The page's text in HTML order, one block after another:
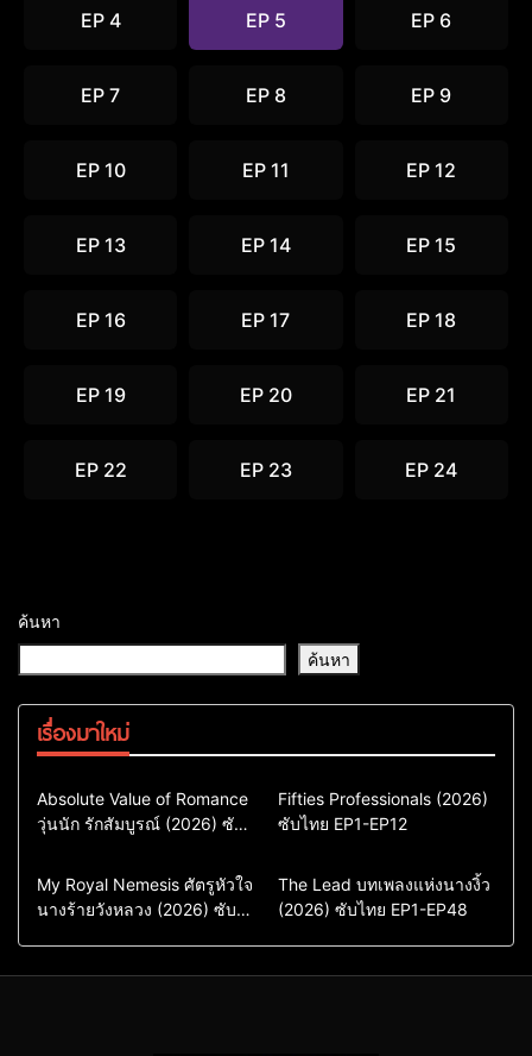
EP 4 EP 5 EP 6
EP 7 EP 8 EP 9
EP 10 EP 11 EP 12
EP 13 EP 14 EP 15
EP 16 EP 17 EP 18
EP 19 EP 20 EP 21
EP 22 EP 23 EP 24
ค้นหา
ค้นหา
เรื่องมาใหม่
Comedy
Drama
ซีรี่ย์เกาหลี
ซีรี่ย์เกาหลีพากย์ไทย
Absolute Value of Romance
วุ่นนัก รักสัมบูรณ์ (2026) ซับ
Action & Adventure
Comedy
Drama
ซีรี่ย์เกาหลีซับไทย
Fifties Professionals (2026)
ซับไทย EP1-EP12
Comedy
Drama
Sci-Fi & Fantasy
My Royal Nemesis ศัตรูหัวใจ
นางร้ายวังหลวง (2026) ซับ
Drama
ซีรี่ย์จีน
ซีรี่ย์จีนซับไทย
The Lead บทเพลงแห่งนางงิ้ว
(2026) ซับไทย EP1-EP48